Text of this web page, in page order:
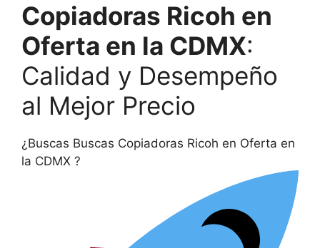
Copiadoras Ricoh en
Oferta en la CDMX:
Calidad y Desempeño
al Mejor Precio
¿Buscas Buscas Copiadoras Ricoh en Oferta en
la CDMX ?